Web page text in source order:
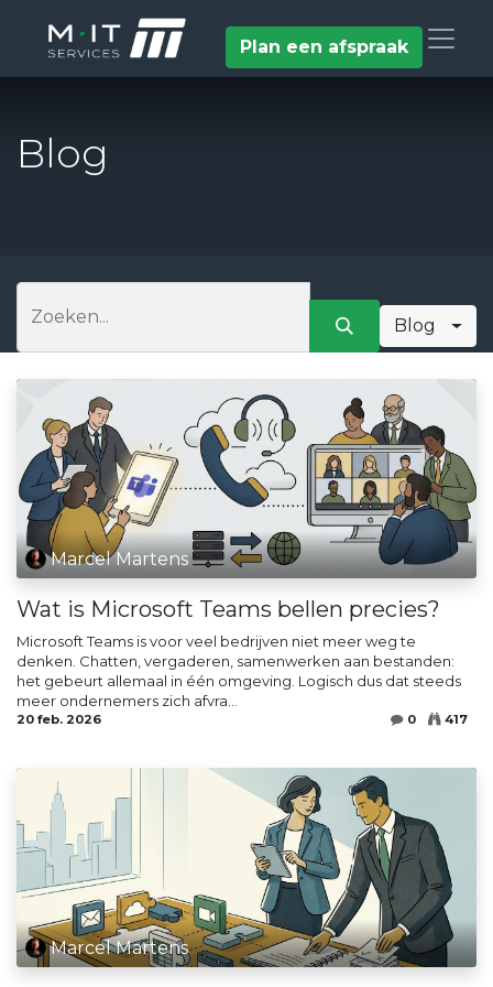
Plan een afspraak
Blog
Blog
Marcel Martens
Wat is Microsoft Teams bellen precies?
Microsoft Teams is voor veel bedrijven niet meer weg te
denken. Chatten, vergaderen, samenwerken aan bestanden:
het gebeurt allemaal in één omgeving. Logisch dus dat steeds
meer ondernemers zich afvra...
20 feb. 2026 0 417
Marcel Martens